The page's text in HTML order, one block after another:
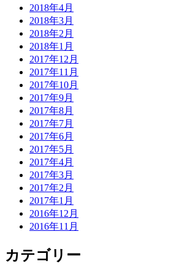
2018年4月
2018年3月
2018年2月
2018年1月
2017年12月
2017年11月
2017年10月
2017年9月
2017年8月
2017年7月
2017年6月
2017年5月
2017年4月
2017年3月
2017年2月
2017年1月
2016年12月
2016年11月
カテゴリー